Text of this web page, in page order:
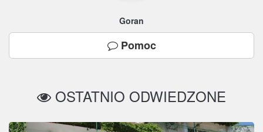
Goran
Pomoc
OSTATNIO ODWIEDZONE